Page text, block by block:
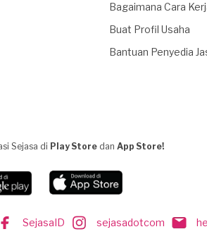
Bagaimana Cara
Buat Profil Usaha
Bantuan Penyedia
Sejasa di Play Store dan App Store!
SejasaID sejasadotcom